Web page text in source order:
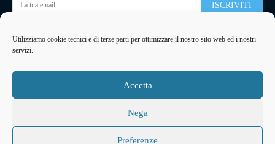
Utilizziamo cookie tecnici e di terze parti per ottimizzare il nostro sito web ed i nostri
servizi.
Accetta
Nega
Preferenze
ISCRIVITI
Pubblicità
La tua pubblicità